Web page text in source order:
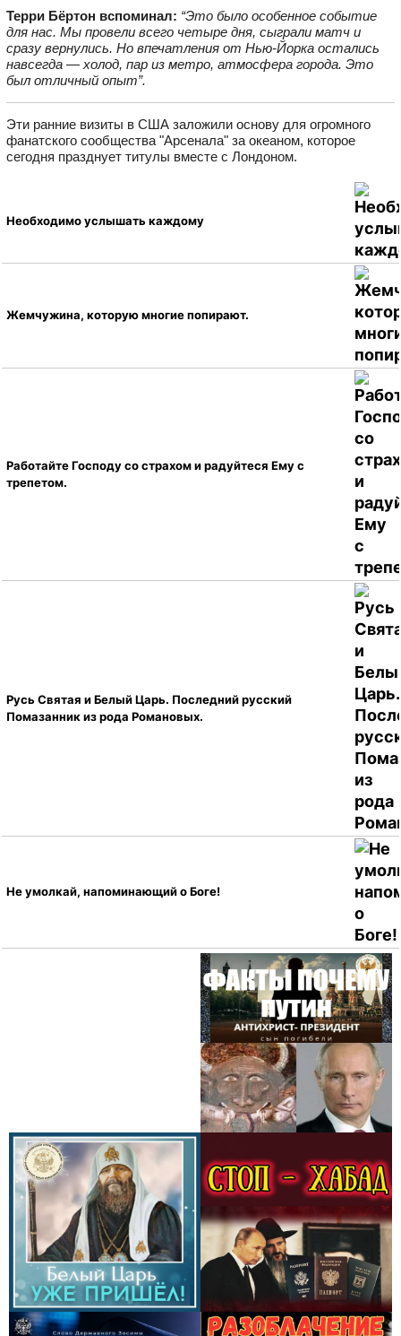
Терри Бёртон вспоминал: “Это было особенное событие
для нас. Мы провели всего четыре дня, сыграли матч и
сразу вернулись. Но впечатления от Нью‑Йорка остались
навсегда — холод, пар из метро, атмосфера города. Это
был отличный опыт”.
Эти ранние визиты в США заложили основу для огромного
фанатского сообщества "Арсенала" за океаном, которое
сегодня празднует титулы вместе с Лондоном.
Необходимо услышать каждому
Жемчужина, которую многие попирают.
Работайте Господу со страхом и радуйтеся Ему с
трепетом.
Русь Святая и Белый Царь. Последний русский
Помазанник из рода Романовых.
Не умолкай, напоминающий о Боге!